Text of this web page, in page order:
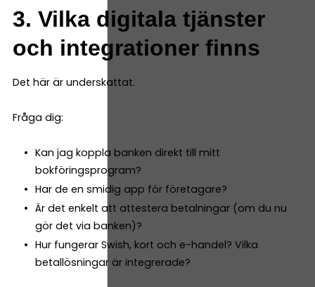
3. Vilka digitala tjänster
och integrationer finns
Det här är underskattat.
Fråga dig:
Kan jag koppla banken direkt till mitt
bokföringsprogram?
Har de en smidig app för företagare?
Är det enkelt att attestera betalningar (om du nu
gör det via banken)?
Hur fungerar Swish, kort och e-handel? Vilka
betallösningar är integrerade?